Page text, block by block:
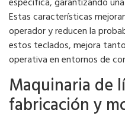
Estas características
operador y reducen la
estos teclados, mejora
operativa en entornos de
Maquinaria de
fabricación y